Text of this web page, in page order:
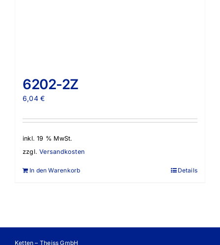
6202-2Z
6,04€
inkl. 19 % MwSt.
zzgl.Versandkosten
In den Warenkorb Details
Ketten – Theiss GmbH